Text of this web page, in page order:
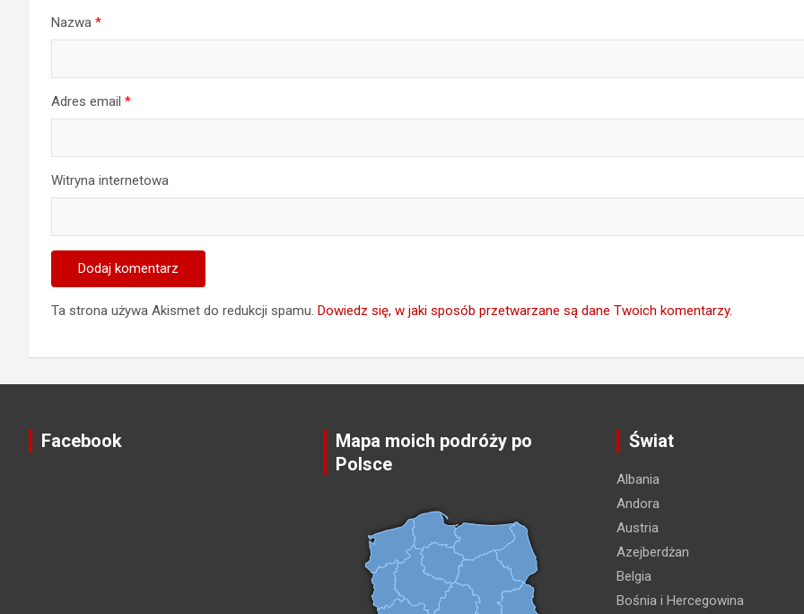
Nazwa *
Adres email *
Witryna internetowa
Ta strona używa Akismet do redukcji spamu. Dowiedz się, w jaki sposób przetwarzane są dane Twoich komentarzy.
Facebook
Mapa moich podróży po
Polsce
Świat
Albania
Andora
Austria
Azejberdżan
Belgia
Bośnia i Hercegowina